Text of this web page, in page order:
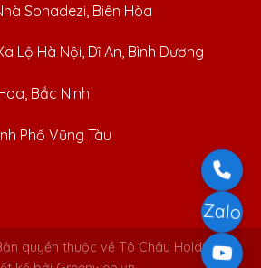
Sonadezi, Biên Hòa
Lộ Hà Nội, Dĩ An, Bình Dương
Bắc Ninh
Phố Vũng Tàu
quyền thuộc về Tô Châu Holdings |
Zalo